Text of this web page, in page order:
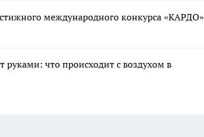
международного конкурса «КАРДО»
руками: что происходит с воздухом в